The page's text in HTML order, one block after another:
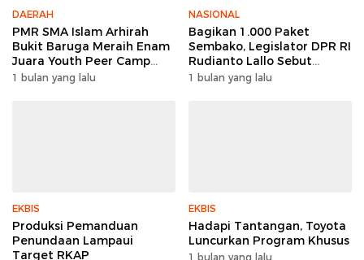
DAERAH
PMR SMA Islam Arhirah
Bukit Baruga Meraih Enam
Juara Youth Peer Camp
2026
1 bulan yang lalu
NASIONAL
Bagikan 1.000 Paket
Sembako, Legislator DPR RI
Rudianto Lallo Sebut
Kepercayaan Publik Ke
1 bulan yang lalu
EKBIS
Produksi Pemanduan
Penundaan Lampaui
Target RKAP
EKBIS
Hadapi Tantangan, Toyota
Luncurkan Program Khusus
1 bulan yang lalu